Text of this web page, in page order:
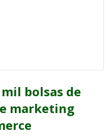
bolsas de
marketing